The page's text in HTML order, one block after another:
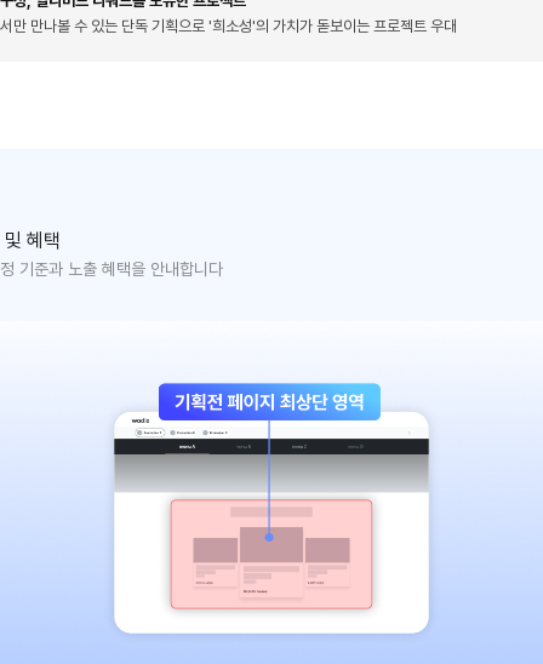
만 만나볼 수 있는 단독 기획으로 '희소성'의 가치가 돋보이는 프로젝트 우대
혜택
기준과 노출 혜택을 안내합니다